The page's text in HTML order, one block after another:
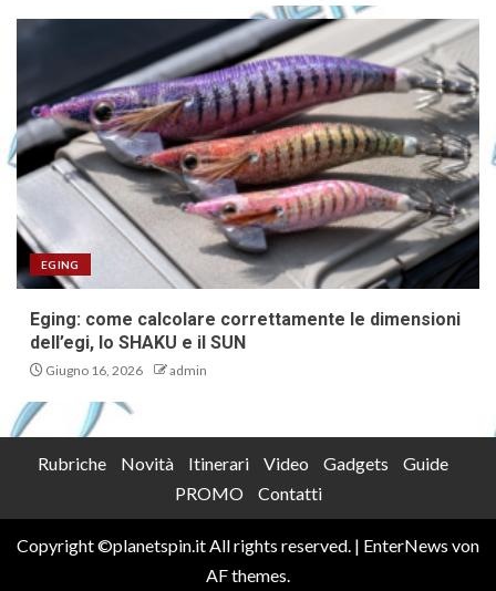
EGING
Eging: come calcolare correttamente le dimensioni
dell’egi, lo SHAKU e il SUN
Giugno 16, 2026 admin
Rubriche Novità Itinerari Video Gadgets
Guide
PROMO
Contatti
Copyright ©planetspin.it All rights reserved. | EnterNews von
AF themes.